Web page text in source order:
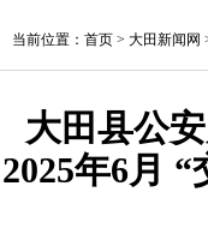
当前位置：首页 > 大田新闻网
大田县公
2025年6月